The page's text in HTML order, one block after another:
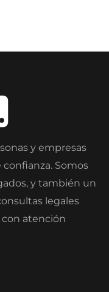
y empresas
Somos
y también un
legales
con atención